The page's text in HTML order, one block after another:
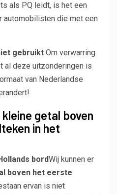
als PQ leidt, is het een
automobilisten die met een
gebruikt Om verwarring
al deze uitzonderingen is
van Nederlandse
getal boven
in het
bordWij kunnen er
boven het eerste
​​ervan is niet